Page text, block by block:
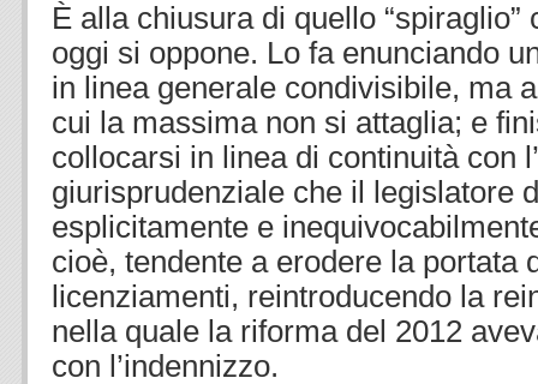
È alla chiusura di quello
oggi si oppone. Lo fa enunciando
in linea generale condivisibile, ma
cui la massima non si attaglia; e
collocarsi in linea di continuità con
giurisprudenziale che il legislatore
esplicitamente e
cioè, tendente a erodere la portata
licenziamenti, reintroducendo la
nella quale la riforma del 2012
con l’indennizzo.